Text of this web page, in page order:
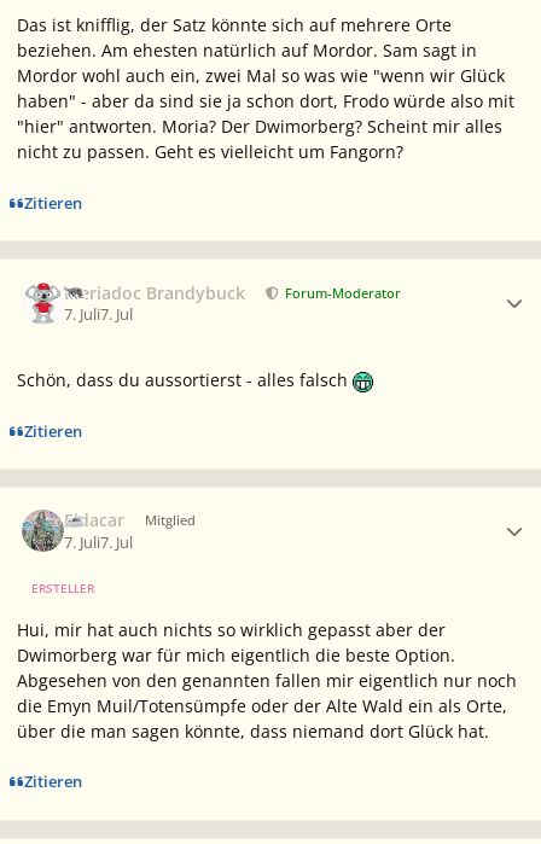
Das ist knifflig, der Satz könnte sich auf mehrere Orte
beziehen. Am ehesten natürlich auf Mordor. Sam sagt in
Mordor wohl auch ein, zwei Mal so was wie "wenn wir Glück
haben" - aber da sind sie ja schon dort, Frodo würde also mit
"hier" antworten. Moria? Der Dwimorberg? Scheint mir alles
nicht zu passen. Geht es vielleicht um Fangorn?
Zitieren
Meriadoc Brandybuck Forum-Moderator
7. Juli7. Jul
Schön, dass du aussortierst - alles falsch
Zitieren
Eldacar Mitglied
7. Juli7. Jul
ERSTELLER
Hui, mir hat auch nichts so wirklich gepasst aber der
Dwimorberg war für mich eigentlich die beste Option.
Abgesehen von den genannten fallen mir eigentlich nur noch
die Emyn Muil/Totensümpfe oder der Alte Wald ein als Orte,
über die man sagen könnte, dass niemand dort Glück hat.
Zitieren